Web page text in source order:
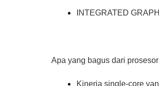
INTEGRATED
Apa yang bagus dari
Kinerja single-core